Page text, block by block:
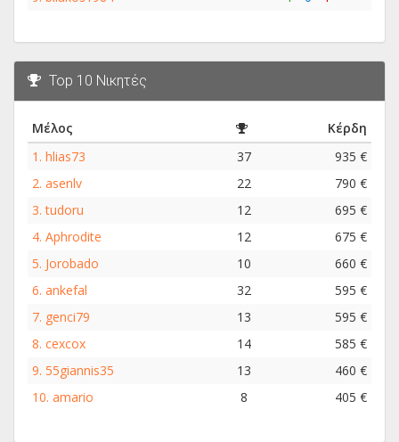
Top 10 Νικητές
Μέλος
Κέρδη
1. hlias73 37
935 €
2. asenlv 22
790 €
3.tudoru 12
695 €
4. Aphrodite 12
675 €
5. Jorobado 10
660 €
6. ankefal 32
595 €
7. genci79 13
595 €
8. cexcox 14
585 €
9. 55giannis35 13
460 €
10. amario 8 405 €